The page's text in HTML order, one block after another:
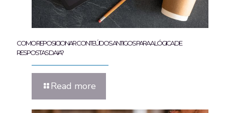
COMO REPOSICIONAR CONTEÚDOS ANTIGOS PARA A LÓGICA DE
RESPOSTAS DA IA?
Read more